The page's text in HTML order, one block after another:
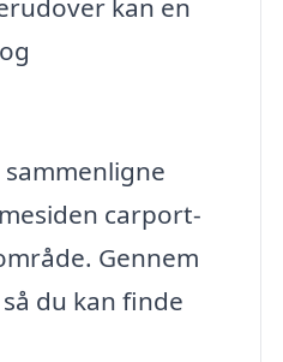
kan en
carport-
Gennem
du kan finde